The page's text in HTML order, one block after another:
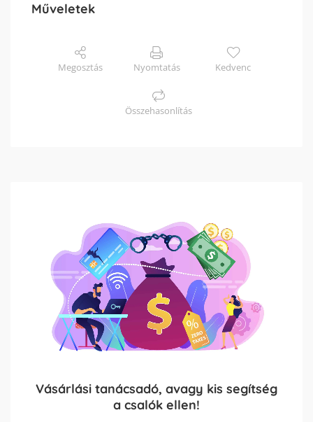
Műveletek
Megosztás Nyomtatás Kedvenc
Összehasonlítás
Vásárlási tanácsadó, avagy kis segítség
a csalók ellen!